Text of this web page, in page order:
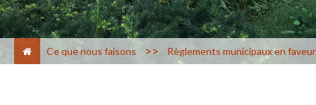
Ce que nous faisons > Règlements municipaux en